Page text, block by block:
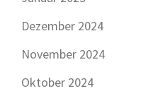
Dezember 2024
November 2024
Oktober 2024